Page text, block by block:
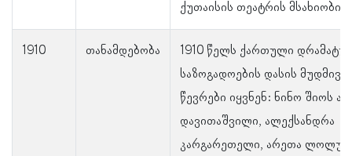
ქუთაისის თეატრის მსახიობი
1910 თანამდებობა
1910 წელს ქართული
საზოგადოების დასის მუდმივი
წევრები იყვნენ: ნინო შიოს
დავითაშვილი, ალექსანდრა
კარგარეთელი, არეთა